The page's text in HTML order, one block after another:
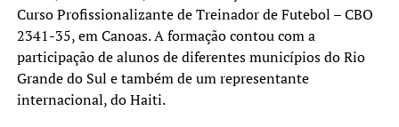
Curso Profissionalizante de Treinador de Futebol – CBO
2341-35, em Canoas. A formação contou com a
participação de alunos de diferentes municípios do Rio
Grande do Sul e também de um representante
internacional, do Haiti.